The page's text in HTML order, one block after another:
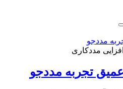
مددکاری
تجربه مددجو